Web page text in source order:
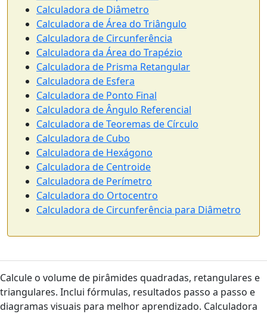
Calculadora de Diâmetro
Calculadora de Área do Triângulo
Calculadora de Circunferência
Calculadora da Área do Trapézio
Calculadora de Prisma Retangular
Calculadora de Esfera
Calculadora de Ponto Final
Calculadora de Ângulo Referencial
Calculadora de Teoremas de Círculo
Calculadora de Cubo
Calculadora de Hexágono
Calculadora de Centroide
Calculadora de Perímetro
Calculadora do Ortocentro
Calculadora de Circunferência para Diâmetro
Calcule o volume de pirâmides quadradas, retangulares e
triangulares. Inclui fórmulas, resultados passo a passo e
diagramas visuais para melhor aprendizado. Calculadora